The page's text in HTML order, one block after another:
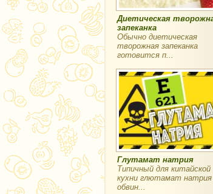
Диетическая
запеканка
Обычно диетическая
творожная запеканка
готовится п...
Глутамат натрия
Типичный для китайской
кухни глютамат натрия
обвин...